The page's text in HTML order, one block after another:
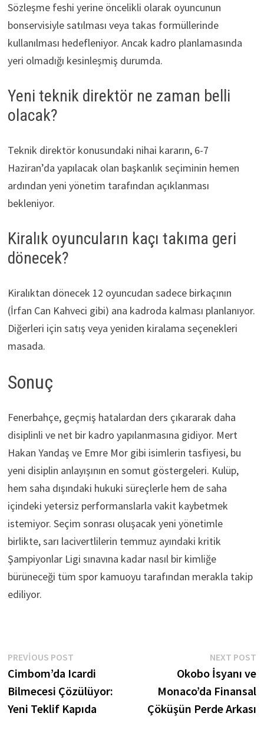
Sözleşme feshi yerine öncelikli olarak oyuncunun
bonservisiyle satılması veya takas formüllerinde
kullanılması hedefleniyor. Ancak kadro planlamasında
yeri olmadığı kesinleşmiş durumda.
Yeni teknik direktör ne zaman belli
olacak?
Teknik direktör konusundaki nihai kararın, 6-7
Haziran’da yapılacak olan başkanlık seçiminin hemen
ardından yeni yönetim tarafından açıklanması
bekleniyor.
Kiralık oyuncuların kaçı takıma geri
dönecek?
Kiralıktan dönecek 12 oyuncudan sadece birkaçının
(İrfan Can Kahveci gibi) ana kadroda kalması planlanıyor.
Diğerleri için satış veya yeniden kiralama seçenekleri
masada.
Sonuç
Fenerbahçe, geçmiş hatalardan ders çıkararak daha
disiplinli ve net bir kadro yapılanmasına gidiyor. Mert
Hakan Yandaş ve Emre Mor gibi isimlerin tasfiyesi, bu
yeni disiplin anlayışının en somut göstergeleri. Kulüp,
hem saha dışındaki hukuki süreçlerle hem de saha
içindeki yetersiz performanslarla vakit kaybetmek
istemiyor. Seçim sonrası oluşacak yeni yönetimle
birlikte, sarı lacivertlilerin temmuz ayındaki kritik
Şampiyonlar Ligi sınavına kadar nasıl bir kimliğe
bürüneceği tüm spor kamuoyu tarafından merakla takip
ediliyor.
Yazı
gezinmesi
PREVIOUS POSTPrevious
post:
Cimbom’da Icardi
Bilmecesi Çözülüyor:
Yeni Teklif Kapıda
NEXT POST
Okobo İsyanı ve
Monaco’da Finansal
Çöküşün Perde Arkası